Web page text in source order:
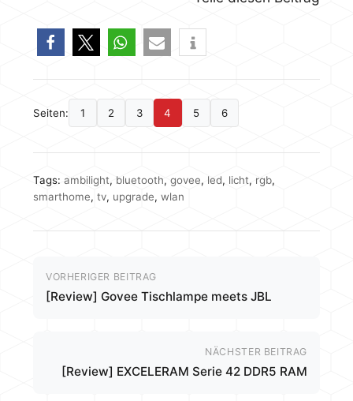
Seiten: 1 2 3 4 5 6
Tags: ambilight, bluetooth, govee, led, licht, rgb,
smarthome, tv, upgrade, wlan
VORHERIGER BEITRAG
[Review] Govee Tischlampe meets JBL
NÄCHSTER BEITRAG
[Review] EXCELERAM Serie 42 DDR5 RAM